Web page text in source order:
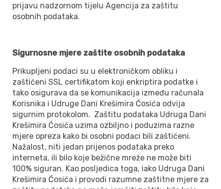
prijavu nadzornom tijelu Agencija za zaštitu
osobnih podataka.
Sigurnosne mjere zaštite osobnih podataka
Prikupljeni podaci su u elektroničkom obliku i
zaštićeni SSL certifikatom koji enkriptira podatke i
tako osigurava da se komunikacija između računala
Korisnika i Udruge Dani Krešimira Ćosića odvija
sigurnim protokolom. Zaštitu podataka Udruga Dani
Krešimira Ćosića uzima ozbiljno i poduzima razne
mjere opreza kako bi osobni podaci bili zaštićeni.
Nažalost, niti jedan prijenos podataka preko
interneta, ili bilo koje bežične mreže ne može biti
100% siguran. Kao posljedica toga, iako Udruga Dani
Krešimira Ćosića i provodi razumne zaštitne mjere za